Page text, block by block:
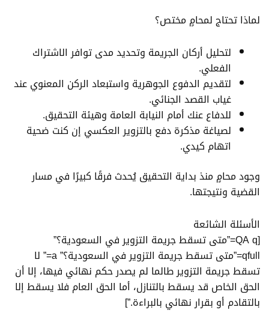
لماذا تحتاج لمحامٍ مختص؟
لتحليل أركان الجريمة وتحديد مدى توافر الاشتراك
الفعلي.
لتقديم الدفوع الجوهرية واستبعاد الركن المعنوي عند
غياب القصد الجنائي.
للدفاع عنك أمام النيابة العامة وهيئة التحقيق.
لصياغة مذكرة دفع بالتزوير العكسي إن كنت ضحية
اتهام كيدي.
وجود محامٍ منذ بداية التحقيق يُحدث فرقًا كبيرًا في مسار
القضية ونتيجتها.
الأسئلة الشائعة
[QA q=”متى تسقط جريمة التزوير في السعودية؟”
qfull=”متى تسقط جريمة التزوير في السعودية؟” a=” لا
تسقط جريمة التزوير طالما لم يصدر حكم نهائي فيها، إلا أن
الحق الخاص قد يسقط بالتنازل، أما الحق العام فلا يسقط إلا
بالتقادم أو بقرار نهائي بالبراءة.”]